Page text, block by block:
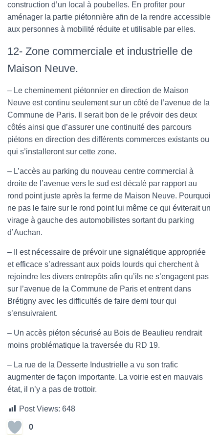
construction d’un local à poubelles. En profiter pour
aménager la partie piétonnière afin de la rendre accessible
aux personnes à mobilité réduite et utilisable par elles.
12- Zone commerciale et industrielle de
Maison Neuve.
– Le cheminement piétonnier en direction de Maison
Neuve est continu seulement sur un côté de l’avenue de la
Commune de Paris. Il serait bon de le prévoir des deux
côtés ainsi que d’assurer une continuité des parcours
piétons en direction des différents commerces existants ou
qui s’installeront sur cette zone.
– L’accès au parking du nouveau centre commercial à
droite de l’avenue vers le sud est décalé par rapport au
rond point juste après la ferme de Maison Neuve. Pourquoi
ne pas le faire sur le rond point lui même ce qui éviterait un
virage à gauche des automobilistes sortant du parking
d’Auchan.
– Il est nécessaire de prévoir une signalétique appropriée
et efficace s’adressant aux poids lourds qui cherchent à
rejoindre les divers entrepôts afin qu’ils ne s’engagent pas
sur l’avenue de la Commune de Paris et entrent dans
Brétigny avec les difficultés de faire demi tour qui
s’ensuivraient.
– Un accès piéton sécurisé au Bois de Beaulieu rendrait
moins problématique la traversée du RD 19.
– La rue de la Desserte Industrielle a vu son trafic
augmenter de façon importante. La voirie est en mauvais
état, il n’y a pas de trottoir.
Post Views: 648
0